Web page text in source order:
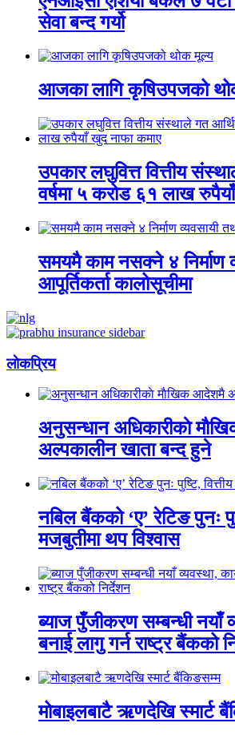
सेवा बन्द गर्यो
आजका लागि कृषिउपजको
उपकार लघुवित्त वित्तीय
वर्षमा ५ करोड ६१ लाख
समयमै काम नसक्ने ४ निर्माण
आपूर्तिकर्ता कालोसूचीमा
लाेकप्रिय
अनुसन्धान अधिकारीकाे
अल्पकालीन खाता बन्द हुने
नबिल बैंकको ‘ए’ रेटिङ पुनः
मजबुतीमा थप विश्वास
ब्याज पुँजीकरण सम्बन्धी नयाँ
बनाई लागु गर्न राष्ट्र बैंकको
मोबाइलबाटै ऋणदेखि स्मार्ट